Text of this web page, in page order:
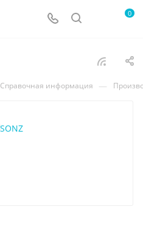
0
Справочная информация —